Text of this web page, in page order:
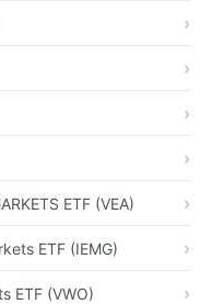
ETF (VEA)
ETF (IEMG)
ETF (VWO)